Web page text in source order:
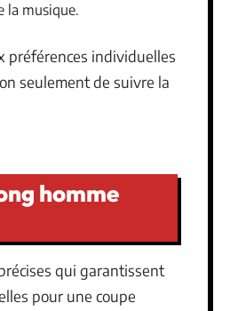
la musique.
préférences individuelles
seulement de suivre la
homme
qui garantissent
pour une coupe